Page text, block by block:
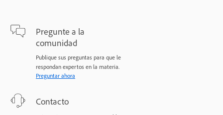
Pregunte a la
comunidad
Publique sus preguntas para que le
respondan expertos en la materia.
Preguntar ahora
Contacto